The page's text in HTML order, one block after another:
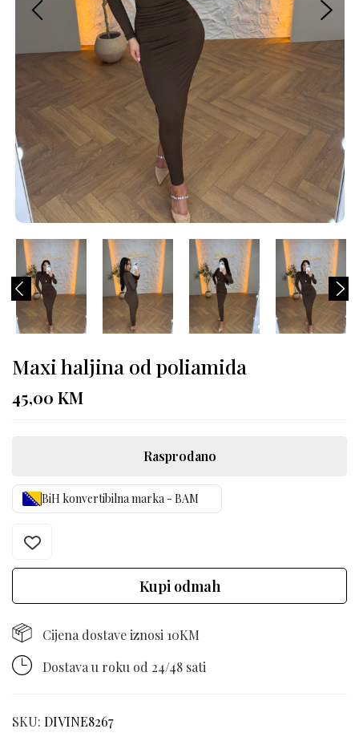
Maxi haljina od poliamida
45,00 KM
Rasprodano
BiH konvertibilna marka - BAM
Kupi odmah
Cijena dostave iznosi 10KM
Dostava u roku od 24/48 sati
SKU: DIVINE8267